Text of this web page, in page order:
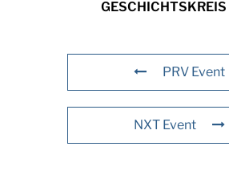
GESCHICHTSKREIS
PRV Event
NXT Event